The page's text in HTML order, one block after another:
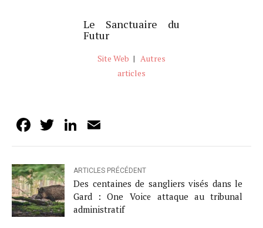
Le Sanctuaire du
Futur
Site Web | Autres
articles
Facebook
TwitterLinkedIn
ARTICLES PRÉCÉDENT
Des centaines de sangliers visés dans le
Gard : One Voice attaque au tribunal
administratif